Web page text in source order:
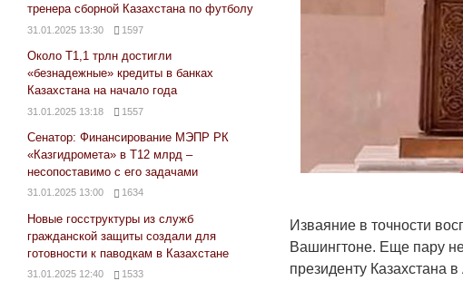
Изваяние в точности
Вашингтоне. Еще пару
президенту Казахстана
тренера сборной Казахстана по футболу
31.01.2025 13:30 1597
Около Т1,1 трлн достигли
«безнадежные» кредиты в банках
Казахстана на начало года
31.01.2025 13:18 1557
Сенатор: Финансирование МЭПР РК
«Казгидромета» в Т12 млрд –
несопоставимо с его задачами
31.01.2025 13:00 1634
Новые госструктуры из служб
гражданской защиты создали для
готовности к паводкам в Казахстане
31.01.2025 12:40 1533